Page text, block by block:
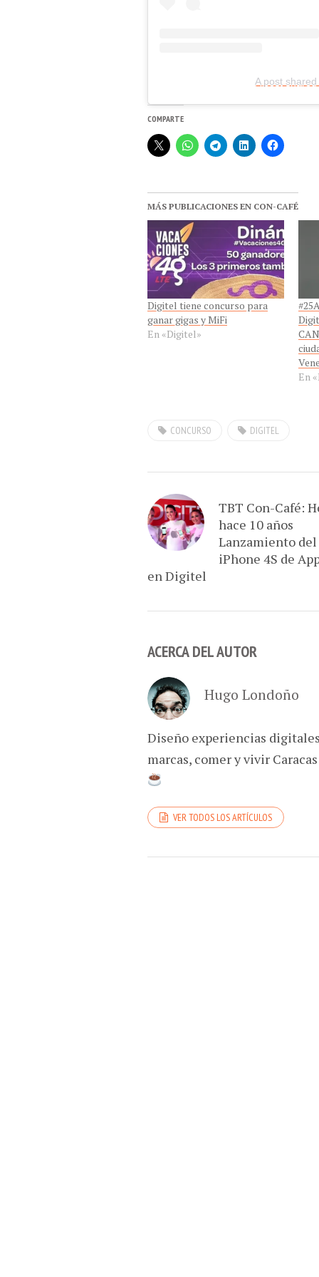
A post
COMPARTE
MÁS PUBLICACIONES EN CON-CAFÉ
Digitel tiene concurso para
ganar gigas y MiFi
En «Digitel»
En
CONCURSO DIGITEL
TBT Con-Café:
hace 10 años
Lanzamiento del
iPhone 4S de
en Digitel
ACERCA DEL AUTOR
Hugo Londoño
Diseño experiencias
marcas, comer y vivir
VER TODOS LOS ARTÍCULOS